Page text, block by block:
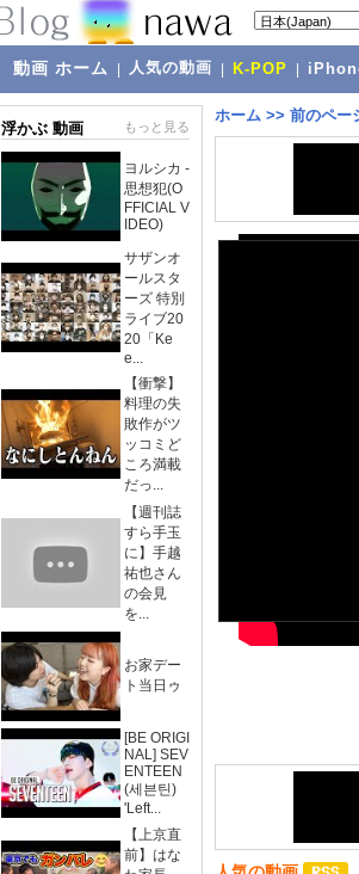
動画 ホーム 人気の動画 K-POP
浮かぶ 動画 もっと見る
ヨルシカ -
思想犯(O
FFICIAL V
IDEO)
サザンオ
ールスタ
ーズ 特別
ライブ20
20「Ke
e...
【衝撃】
料理の失
敗作がツ
ッコミど
ころ満載
だっ...
【週刊誌
すら手玉
に】手越
祐也さん
の会見
を...
お家デー
ト当日ゥ
[BE ORIGI
NAL] SEV
ENTEEN
(세븐틴)
'Left...
【上京直
前】はな
ホーム >> 前のペー